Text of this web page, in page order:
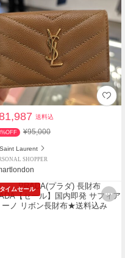
送料込
¥95,000
Saint Laurent
SHOPPER
イムセール